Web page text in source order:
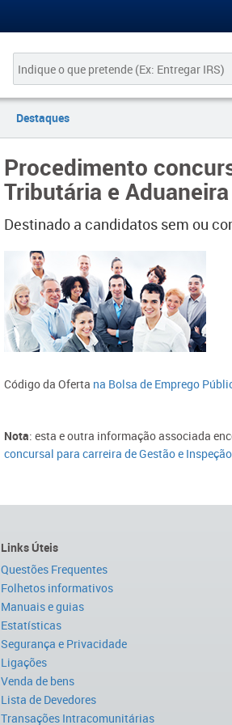
Destaques
Procedimento
Tributária e
Destinado a candidatos sem ou
​Código da Oferta na Bolsa de Emprego
Nota: esta e outra informação associada
concursal para carreira de Gestão e
Links Úteis
Questões Frequentes
Folhetos informativos
Manuais e guias
Estatísticas
Segurança e Privacidade
Ligações
Venda de bens
Lista de Devedores
Transações Intracomunitárias